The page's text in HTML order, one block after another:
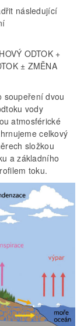
následující
ODTOK +
± ZMĚNA
soupeření dvou
vody
atmosférické
celkový
složkou
a základního
toku.